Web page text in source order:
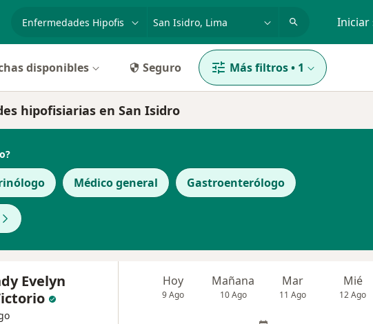
Iniciar
disponibles Seguro Más filtros• 1
hipofisiarias en San Isidro
Médico general Gastroenterólogo
Evelyn
Hoy
9 Ago
Mañana
10 Ago
Mar
11 Ago
Mié
12 Ago